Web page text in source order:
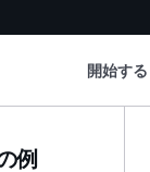
開始する
例